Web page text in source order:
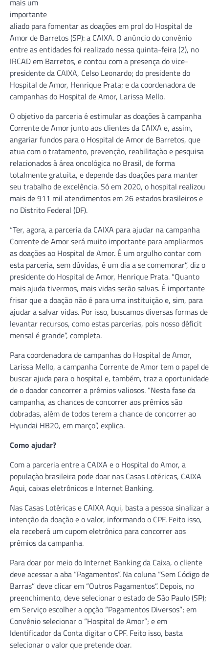
importante
aliado para fomentar as doações em prol do Hospital de
Amor de Barretos (SP): a CAIXA. O anúncio do convênio
entre as entidades foi realizado nessa quinta-feira (2), no
IRCAD em Barretos, e contou com a presença do vice-
presidente da CAIXA, Celso Leonardo; do presidente do
Hospital de Amor, Henrique Prata; e da coordenadora de
campanhas do Hospital de Amor, Larissa Mello.
O objetivo da parceria é estimular as doações à campanha
Corrente de Amor junto aos clientes da CAIXA e, assim,
angariar fundos para o Hospital de Amor de Barretos, que
atua com o tratamento, prevenção, reabilitação e pesquisa
relacionados à área oncológica no Brasil, de forma
totalmente gratuita, e depende das doações para manter
seu trabalho de excelência. Só em 2020, o hospital realizou
mais de 911 mil atendimentos em 26 estados brasileiros e
no Distrito Federal (DF).
“Ter, agora, a parceria da CAIXA para ajudar na campanha
Corrente de Amor será muito importante para ampliarmos
as doações ao Hospital de Amor. É um orgulho contar com
esta parceria, sem dúvidas, é um dia a se comemorar”, diz o
presidente do Hospital de Amor, Henrique Prata. “Quanto
mais ajuda tivermos, mais vidas serão salvas. É importante
frisar que a doação não é para uma instituição e, sim, para
ajudar a salvar vidas. Por isso, buscamos diversas formas de
levantar recursos, como estas parcerias, pois nosso déficit
mensal é grande”, completa.
Para coordenadora de campanhas do Hospital de Amor,
Larissa Mello, a campanha Corrente de Amor tem o papel de
buscar ajuda para o hospital e, também, traz a oportunidade
de o doador concorrer a prêmios valiosos. “Nesta fase da
campanha, as chances de concorrer aos prêmios são
dobradas, além de todos terem a chance de concorrer ao
Hyundai HB20, em março”, explica.
Como ajudar?
Com a parceria entre a CAIXA e o Hospital do Amor, a
população brasileira pode doar nas Casas Lotéricas, CAIXA
Aqui, caixas eletrônicos e Internet Banking.
Nas Casas Lotéricas e CAIXA Aqui, basta a pessoa sinalizar a
intenção da doação e o valor, informando o CPF. Feito isso,
ela receberá um cupom eletrônico para concorrer aos
prêmios da campanha.
Para doar por meio do Internet Banking da Caixa, o cliente
deve acessar a aba “Pagamentos”. Na coluna “Sem Código de
Barras” deve clicar em “Outros Pagamentos”. Depois, no
preenchimento, deve selecionar o estado de São Paulo (SP);
em Serviço escolher a opção “Pagamentos Diversos”; em
Convênio selecionar o “Hospital de Amor”; e em
Identificador da Conta digitar o CPF. Feito isso, basta
selecionar o valor que pretende doar.